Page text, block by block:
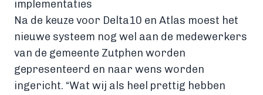
implementaties
Na de keuze voor Delta10 en Atlas moest het
nieuwe systeem nog wel aan de medewerkers
van de gemeente Zutphen worden
gepresenteerd en naar wens worden
ingericht. “Wat wij als heel prettig hebben